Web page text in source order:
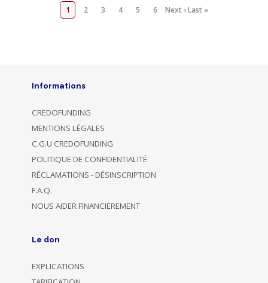
1 2 3 4 5 6 Next ›Last »
Informations
CREDOFUNDING
MENTIONS LÉGALES
C.G.U CREDOFUNDING
POLITIQUE DE CONFIDENTIALITÉ
RÉCLAMATIONS - DÉSINSCRIPTION
F.A.Q.
NOUS AIDER FINANCIEREMENT
Le don
EXPLICATIONS